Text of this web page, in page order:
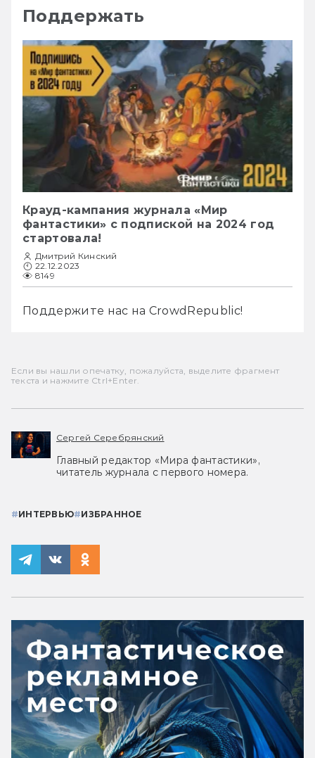
Поддержать
Крауд-кампания журнала «Мир
фантастики» с подпиской на 2024 год
стартовала!
Дмитрий Кинский
22.12.2023
8149
Поддержите нас на CrowdRepublic!
Если вы нашли опечатку, пожалуйста, выделите фрагмент
текста и нажмите Ctrl+Enter.
Сергей Серебрянский
Главный редактор «Мира фантастики»,
читатель журнала с первого номера.
#ИНТЕРВЬЮ#ИЗБРАННОЕ